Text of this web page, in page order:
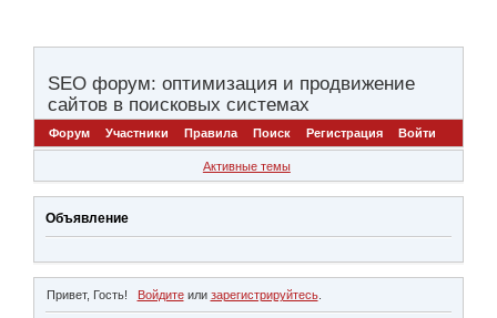
SEO форум: оптимизация и продвижение
сайтов в поисковых системах
Форум Участники Правила Поиск Регистрация Войти
Активные темы
Объявление
Привет, Гость! Войдитеили зарегистрируйтесь.